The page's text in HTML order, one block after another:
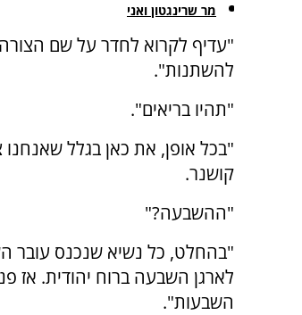
מר שרינגטון ואני
"עדיף לקרוא לחדר על שם
להשתנות".
"תהיו בריאים".
"בכל אופן, את כאן בגלל
קושנר.
"ההשבעה?"
"בהחלט, כל נשיא שנכנס עובר
לארגן השבעה ברוח יהודית. אז
השבעות".